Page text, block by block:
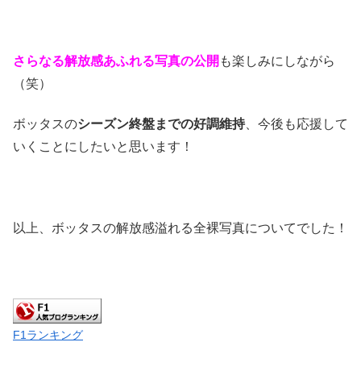
さらなる解放感あふれる写真の公開 も楽しみにしながら
（笑）
ボッタスのシーズン終盤までの好調維持、今後も応援して
いくことにしたいと思います！
以上、ボッタスの解放感溢れる全裸写真についてでした！
F1ランキング